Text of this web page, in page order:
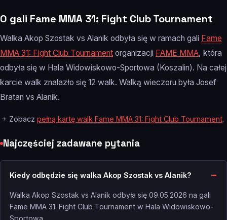
O gali Fame MMA 31: Fight Club Tournament
Walka Akop Szostak vs Alanik odbyła się w ramach gali Fame
MMA 31: Fight Club Tournament organizacji FAME MMA, która
odbyła się w Hala Widowiskowo-Sportowa (Koszalin). Na całej
karcie walk znalazło się 12 walk. Walką wieczoru była Josef
Bratan vs Alanik.
Zobacz pełną kartę walk Fame MMA 31: Fight Club Tournament.
Najczęściej zadawane pytania
Kiedy odbędzie się walka Akop Szostak vs Alanik?
Walka Akop Szostak vs Alanik odbyła się 09.05.2026 na gali
Fame MMA 31: Fight Club Tournament w Hala Widowiskowo-